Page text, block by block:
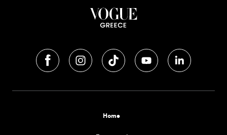
Home